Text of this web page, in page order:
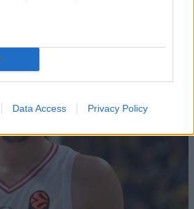
Data Access Privacy Policy